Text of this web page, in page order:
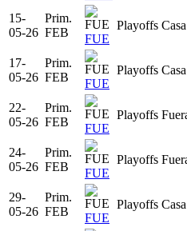
15-
05-26
Prim.
FEB
FUE
Playoffs Casa
17-
05-26
Prim.
FEB
FUE
Playoffs Casa
22-
05-26
Prim.
FEB
FUE
Playoffs
24-
05-26
Prim.
FEB
FUE
Playoffs
29-
05-26
Prim.
FEB
FUE
Playoffs Casa